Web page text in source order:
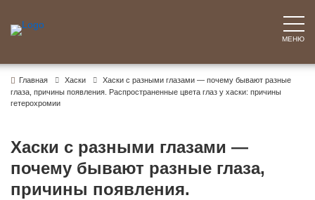
содержимому
МЕНЮ
Главная Хаски
Хаски с разными глазами — почему бывают разные
глаза, причины появления. Распространенные цвета глаз у хаски: причины
гетерохромии
Хаски с разными глазами —
почему бывают разные глаза,
причины появления.